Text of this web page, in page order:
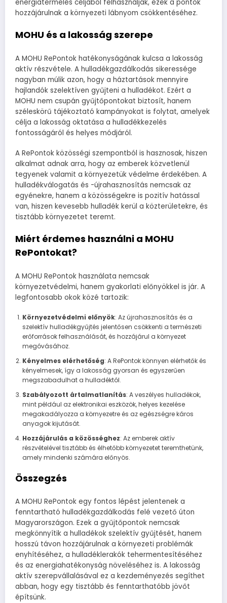
energiatermelés céljából felhasználják, ezek a pontok
hozzájárulnak a környezeti lábnyom csökkentéséhez.
MOHU és a lakosság szerepe
A MOHU RePontok hatékonyságának kulcsa a lakosság
aktív részvétele. A hulladékgazdálkodás sikeressége
nagyban múlik azon, hogy a háztartások mennyire
hajlandók szelektíven gyűjteni a hulladékot. Ezért a
MOHU nem csupán gyűjtőpontokat biztosít, hanem
széleskörű tájékoztató kampányokat is folytat, amelyek
célja a lakosság oktatása a hulladékkezelés
fontosságáról és helyes módjáról.
A RePontok közösségi szempontból is hasznosak, hiszen
alkalmat adnak arra, hogy az emberek közvetlenül
tegyenek valamit a környezetük védelme érdekében. A
hulladékválogatás és -újrahasznosítás nemcsak az
egyénekre, hanem a közösségekre is pozitív hatással
van, hiszen kevesebb hulladék kerül a közterületekre, és
tisztább környezetet teremt.
Miért érdemes használni a MOHU
RePontokat?
A MOHU RePontok használata nemcsak
környezetvédelmi, hanem gyakorlati előnyökkel is jár. A
legfontosabb okok közé tartozik:
Környezetvédelmi előnyök: Az újrahasznosítás és a
szelektív hulladékgyűjtés jelentősen csökkenti a természeti
erőforrások felhasználását, és hozzájárul a környezet
megóvásához.
Kényelmes elérhetőség: A RePontok könnyen elérhetők és
kényelmesek, így a lakosság gyorsan és egyszerűen
megszabadulhat a hulladéktól.
Szabályozott ártalmatlanítás: A veszélyes hulladékok,
mint például az elektronikai eszközök, helyes kezelése
megakadályozza a környezetre és az egészségre káros
anyagok kijutását.
Hozzájárulás a közösséghez: Az emberek aktív
részvételével tisztább és élhetőbb környezetet teremthetünk,
amely mindenki számára előnyös.
Összegzés
A MOHU RePontok egy fontos lépést jelentenek a
fenntartható hulladékgazdálkodás felé vezető úton
Magyarországon. Ezek a gyűjtőpontok nemcsak
megkönnyítik a hulladékok szelektív gyűjtését, hanem
hosszú távon hozzájárulnak a környezeti problémák
enyhítéséhez, a hulladéklerakók tehermentesítéséhez
és az energiahatékonyság növeléséhez is. A lakosság
aktív szerepvállalásával ez a kezdeményezés segíthet
abban, hogy egy tisztább és fenntarthatóbb jövőt
építsünk.